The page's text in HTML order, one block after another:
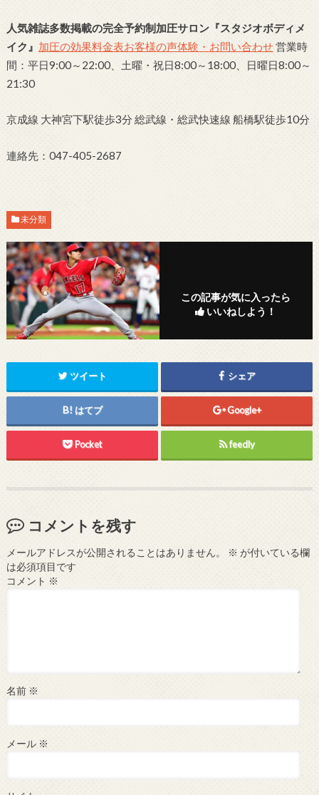
人気雑誌多数掲載の完全予約制加圧サロン『スタジオボディメ
イク』 加圧の効果料金表お客様の声体験・お問い合わせ営業時
間：平日9:00～22:00、土曜・祝日8:00～18:00、日曜日8:00～
21:30
京成線 大神宮下駅徒歩3分 総武線・総武快速線 船橋駅徒歩10分
連絡先：047-405-2687
未分類
この記事が気に入ったら
いいねしよう！
ツイート シェア
はてブ Google+
Pocket feedly
コメントを残す
メールアドレスが公開されることはありません。 ※ が付いている欄
は必須項目です
コメント ※
名前 ※
メール ※